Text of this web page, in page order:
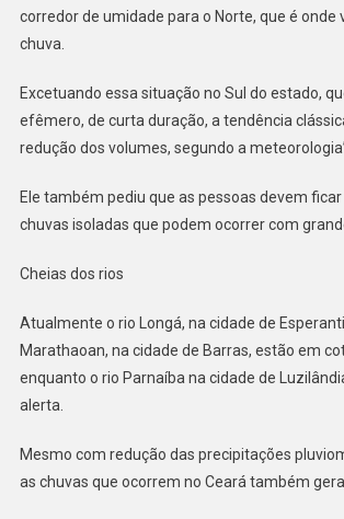
corredor de umidade para o Norte, que é onde
chuva.
Excetuando essa situação no Sul do estado,
efêmero, de curta duração, a tendência
redução dos volumes, segundo a
Ele também pediu que as pessoas devem
chuvas isoladas que podem ocorrer com
Cheias dos rios
Atualmente o rio Longá, na cidade de
Marathaoan, na cidade de Barras, estão em
enquanto o rio Parnaíba na cidade de
alerta.
Mesmo com redução das precipitações
as chuvas que ocorrem no Ceará também